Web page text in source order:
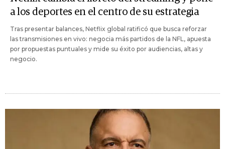
a los deportes en el centro de su estrategia
Tras presentar balances, Netflix global ratificó que busca reforzar
las transmisiones en vivo: negocia más partidos de la NFL, apuesta
por propuestas puntuales y mide su éxito por audiencias, altas y
negocio.